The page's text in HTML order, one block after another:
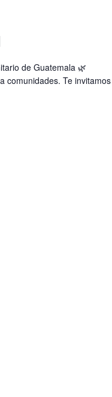
de Guatemala 🌿
comunidades. Te invitamos